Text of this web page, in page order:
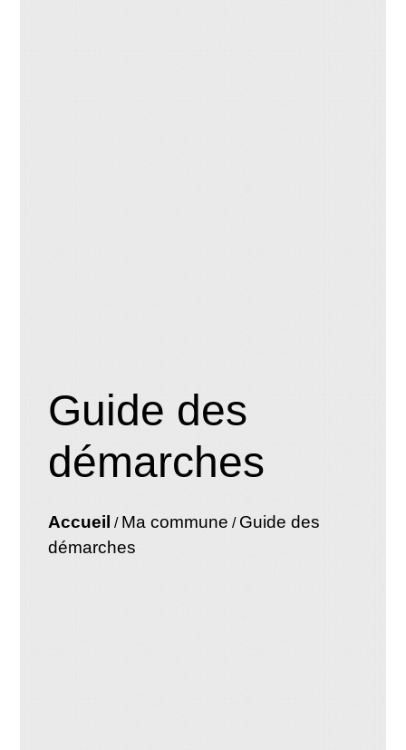
Guide des
démarches
Accueil / Ma commune / Guide des
démarches